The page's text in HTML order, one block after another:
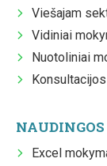
Viešajam
Vidiniai
Nuotoliniai
Konsultacijos
NAUDINGOS
Excel